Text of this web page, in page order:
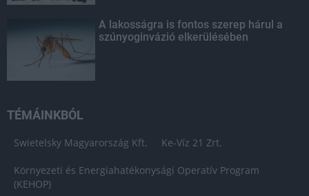
A lakosságra is fontos szerep hárul a
szúnyoginvázió elkerülésében
TÉMÁINKBÓL
Swietelsky Magyarország Kft. Ke-Víz 21 Zrt.
Környezeti és Energiahatékonysági Operatív Program
(KEHOP)